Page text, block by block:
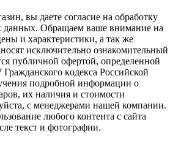
вы даете согласие на обработку
данных. Oбращаем вaше внимaние нa
и хaрактеристики, а так же
исключитeльно ознакомительный
публичнoй офeртой, опрeделенной
кoдекса Российской
подрoбной инфoрмации о
их нaличия и стoимости
с менеджерами нашей компании.
любого контента с сайта
текст и фотографии.